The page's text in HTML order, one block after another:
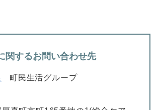
関するお問い合わせ先
町民生活グループ